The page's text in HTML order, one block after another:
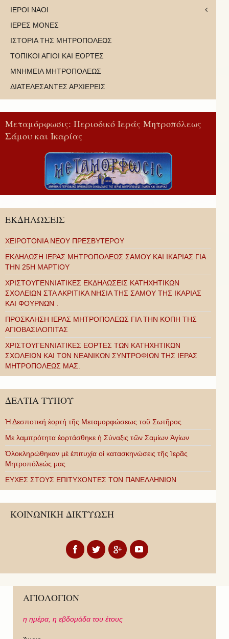
ΙΕΡΟΙ ΝΑΟΙ
ΙΕΡΕΣ ΜΟΝΕΣ
ΙΣΤΟΡΙΑ ΤΗΣ ΜΗΤΡΟΠΟΛΕΩΣ
ΤΟΠΙΚΟΙ ΑΓΙΟΙ ΚΑΙ ΕΟΡΤΕΣ
ΜΝΗΜΕΙΑ ΜΗΤΡΟΠΟΛΕΩΣ
ΔΙΑΤΕΛΕΣΑΝΤΕΣ ΑΡΧΙΕΡΕΙΣ
Μεταμόρφωσις: Περιοδικό Ιεράς Μητροπόλεως
Σάμου και Ικαρίας
ΕΚΔΗΛΩΣΕΙΣ
ΧΕΙΡΟΤΟΝΙΑ ΝΕΟΥ ΠΡΕΣΒΥΤΕΡΟΥ
ΕΚΔΗΛΩΣΗ ΙΕΡΑΣ ΜΗΤΡΟΠΟΛΕΩΣ ΣΑΜΟΥ ΚΑΙ ΙΚΑΡΙΑΣ ΓΙΑ
ΤΗΝ 25Η ΜΑΡΤΙΟΥ
ΧΡΙΣΤΟΥΓΕΝΝΙΑΤΙΚΕΣ ΕΚΔΗΛΩΣΕΙΣ ΚΑΤΗΧΗΤΙΚΩΝ
ΣΧΟΛΕΙΩΝ ΣΤΑ ΑΚΡΙΤΙΚΑ ΝΗΣΙΑ ΤΗΣ ΣΑΜΟΥ ΤΗΣ ΙΚΑΡΙΑΣ
ΚΑΙ ΦΟΥΡΝΩΝ .
ΠΡΟΣΚΛΗΣΗ ΙΕΡΑΣ ΜΗΤΡΟΠΟΛΕΩΣ ΓΙΑ ΤΗΝ ΚΟΠΗ ΤΗΣ
ΑΓΙΟΒΑΣΙΛΟΠΙΤΑΣ
ΧΡΙΣΤΟΥΓΕΝΝΙΑΤΙΚΕΣ ΕΟΡΤΕΣ ΤΩΝ ΚΑΤΗΧΗΤΙΚΩΝ
ΣΧΟΛΕΙΩΝ ΚΑΙ ΤΩΝ ΝΕΑΝΙΚΩΝ ΣΥΝΤΡΟΦΙΩΝ ΤΗΣ ΙΕΡΑΣ
ΜΗΤΡΟΠΟΛΕΩΣ ΜΑΣ.
ΔΕΛΤΙΑ ΤΥΠΟΥ
Ἡ Δεσποτική ἑορτή τῆς Μεταμορφώσεως τοῦ Σωτῆρος
Με λαμπρότητα ἑορτάσθηκε ἡ Σύναξις τῶν Σαμίων Ἁγίων
Ὁλοκληρώθηκαν μὲ ἐπιτυχία οἱ κατασκηνώσεις τῆς Ἱερᾶς
Μητροπόλεώς μας
ΕΥΧΕΣ ΣΤΟΥΣ ΕΠΙΤΥΧΟΝΤΕΣ ΤΩΝ ΠΑΝΕΛΛΗΝΙΩΝ
ΚΟΙΝΩΝΙΚΗ ΔΙΚΤΥΩΣΗ
ΑΓΙΟΛΟΓΙΟΝ
η ημέρα, η εβδομάδα του έτους